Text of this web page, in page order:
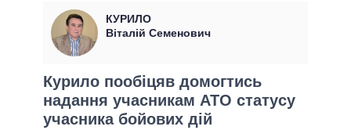
СТАТТІ
ДУМКИ
ОГЛЯДИ
ДАЙДЖЕСТИ
СВІТ
УСІ ПОЛІТИКИ
ПРЕЗИДЕНТ І ОФІС
ВЕРХОВНА РАДА
КАБІНЕТ МІНІСТРІВ
ГОЛОВИ ОБЛАДМІНІСТРАЦІЙ
ІНФОГРАФІКА
ПІДТРИМАТИ
КУРИЛО
Віталій Семенович
Курило пообіцяв домогтись
надання учасникам АТО статусу
учасника бойових дій